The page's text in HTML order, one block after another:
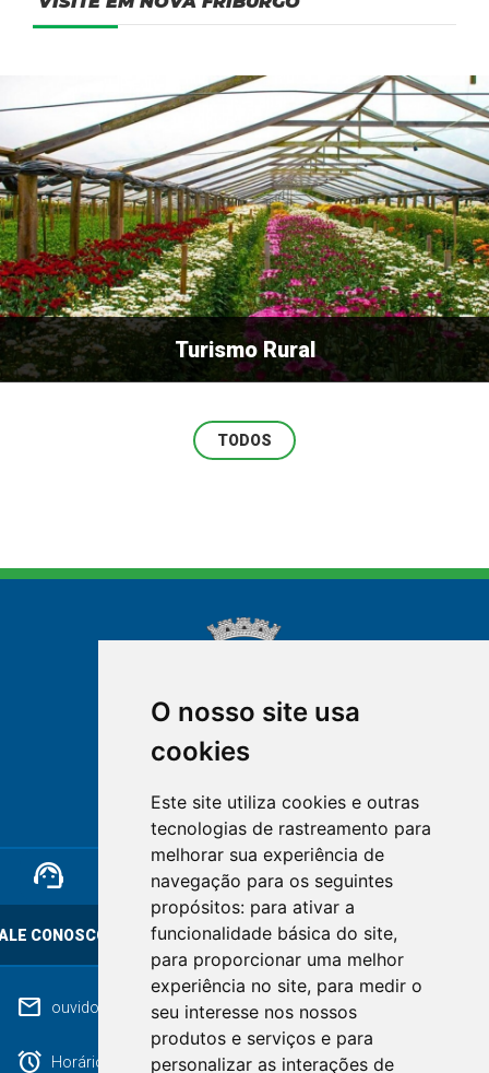
O nosso site usa
cookies
Este site utiliza cookies e outras
tecnologias de rastreamento para
melhorar sua experiência de
navegação para os seguintes
propósitos: para ativar a
funcionalidade básica do site,
para proporcionar uma melhor
experiência no site, para medir o
seu interesse nos nossos
produtos e serviços e para
personalizar as interações de
Turismo Rural
TODOS
NOVA FRIBURGO
RIO DE JANEIRO
mail ouvidoriageral@pmnf.rj.gov.br
alarm Horário de atendimento: Segunda a Sexta das 09h às 17h.
support_agent
CONOSCO
mail
OUVIDORIA